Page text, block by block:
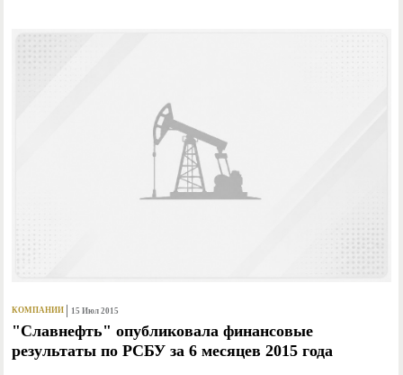
КОМПАНИИ 15 Июл 2015
"Славнефть" опубликовала финансовые
результаты по РСБУ за 6 месяцев 2015 года